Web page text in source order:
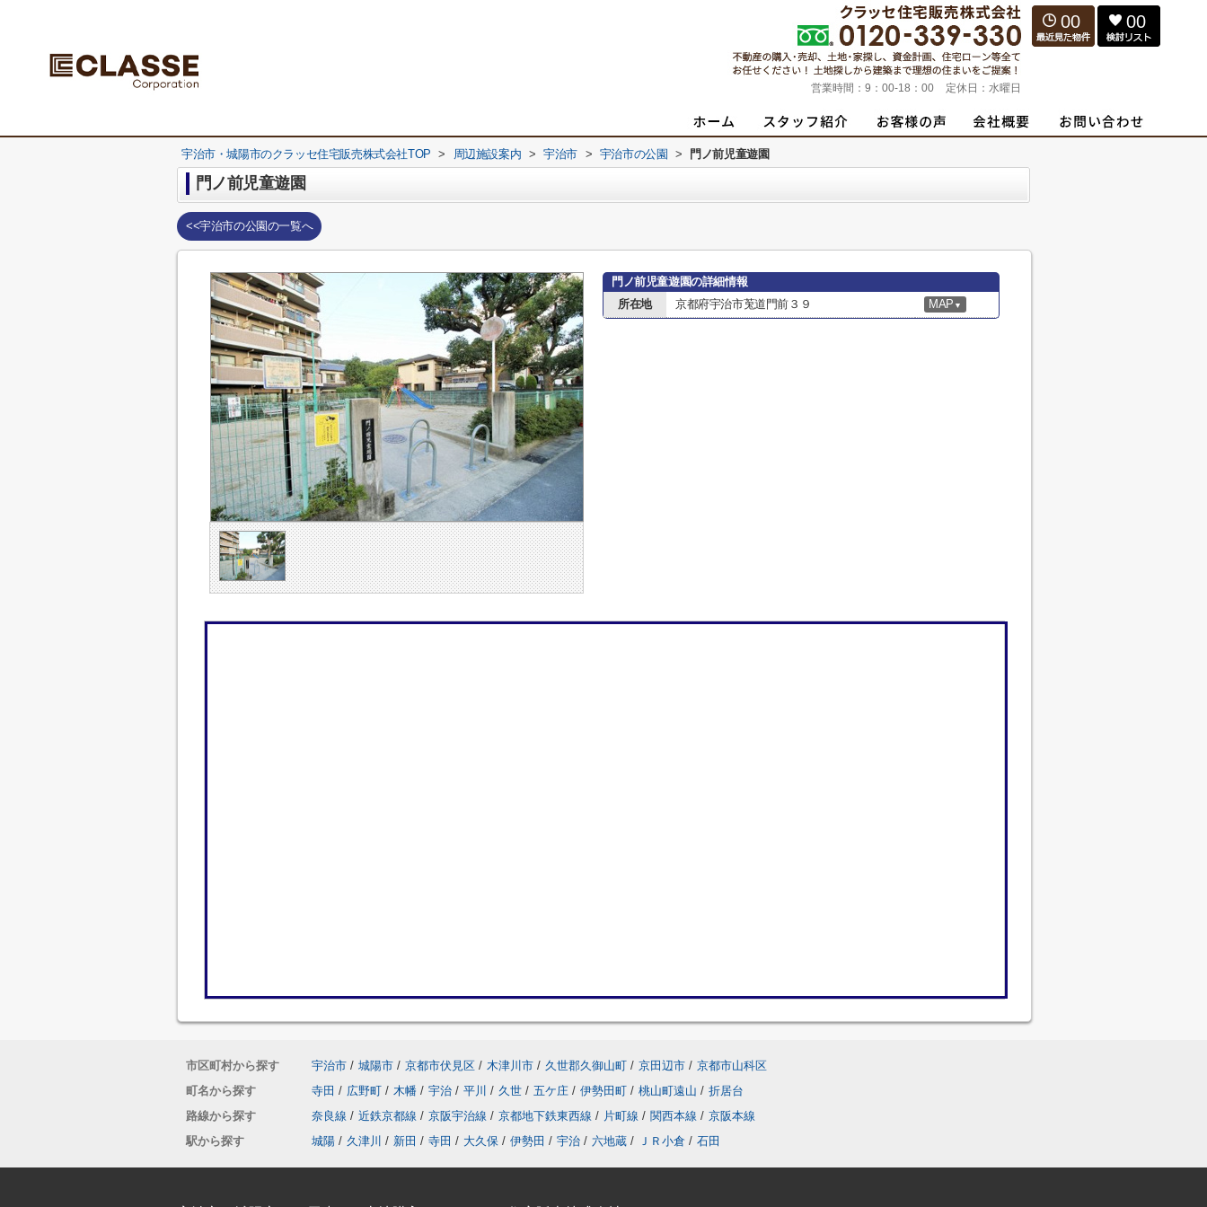
営業時間： 9：00-18：00 定休日： 水曜日
00 00
宇治市・城陽市のクラッセ住宅販売株式会社TOP > 周辺施設案内 > 宇治市 > 宇治市の公園 > 門ノ前児童遊園
門ノ前児童遊園
<<宇治市の公園の一覧へ
門ノ前児童遊園の詳細情報
所在地
京都府宇治市莵道門前３９ MAP ▼
市区町村から探す 宇治市 / 城陽市 / 京都市伏見区 / 木津川市 / 久世郡久御山町 / 京田辺市 / 京都市山科区
町名から探す
寺田 / 広野町 / 木幡 / 宇治 / 平川 / 久世 / 五ケ庄 / 伊勢田町 / 桃山町遠山 / 折居台
路線から探す
奈良線 / 近鉄京都線 / 京阪宇治線 / 京都地下鉄東西線 / 片町線 / 関西本線 / 京阪本線
駅から探す
城陽 / 久津川 / 新田 / 寺田 / 大久保 / 伊勢田 / 宇治 / 六地蔵 / ＪＲ小倉 / 石田